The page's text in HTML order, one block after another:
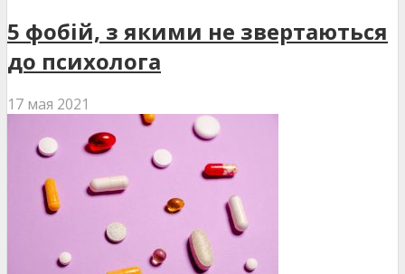
5 фобій, з якими не звертаються
до психолога
17 мая 2021